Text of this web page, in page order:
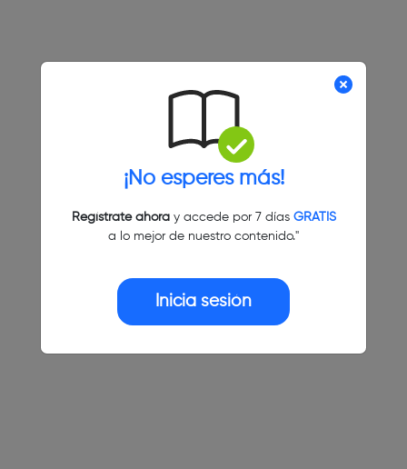
¡No esperes más!
Regístrate ahoray accede por 7 días GRATIS
a lo mejor de nuestro contenido."
Inicia sesión